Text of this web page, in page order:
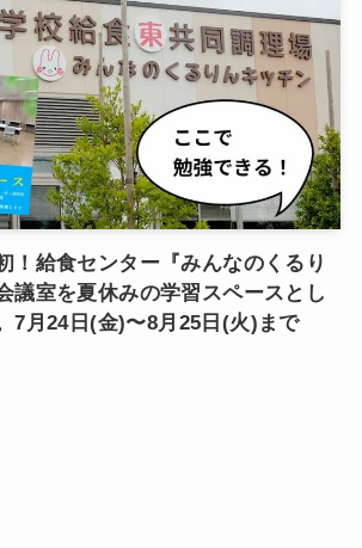
！給食センター『みんなのくるり
議室を夏休みの学習スペースとし
7月24日(金)〜8月25日(火)まで